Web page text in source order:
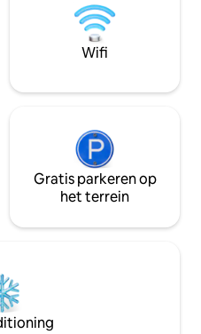
natuur of een
deze villa biedt
interieurs tot
de tuin.
Wifi
Gratis parkeren op
het terrein